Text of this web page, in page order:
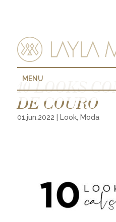
MENU
10 LOOKS
DE COURO
01.jun.2022 Look, Moda